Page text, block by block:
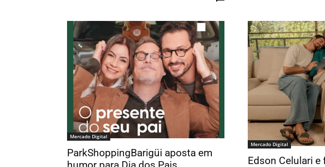
Mercado Digital
ParkShoppingBarigüi aposta em
Mercado Digital
Edson Celulari e